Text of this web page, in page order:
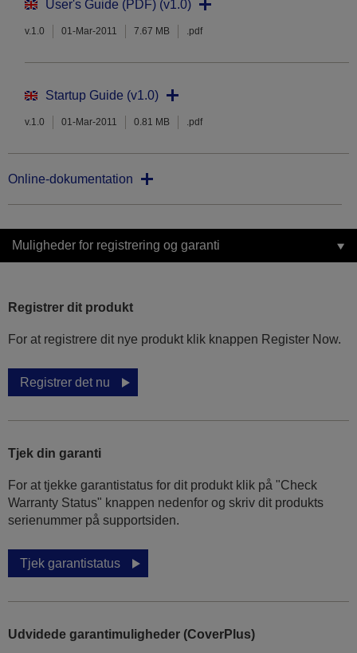
User's Guide (PDF) (v1.0)
v.1.0 01-Mar-2011 7.67 MB .pdf
Startup Guide (v1.0)
v.1.0 01-Mar-2011 0.81 MB .pdf
Online-dokumentation
Muligheder for registrering og garanti
Registrer dit produkt
For at registrere dit nye produkt klik knappen Register Now.
Registrer det nu
Tjek din garanti
For at tjekke garantistatus for dit produkt klik på "Check
Warranty Status" knappen nedenfor og skriv dit produkts
serienummer på supportsiden.
Tjek garantistatus
Udvidede garantimuligheder (CoverPlus)